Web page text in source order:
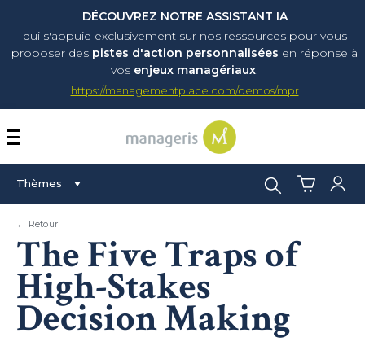
DÉCOUVREZ NOTRE ASSISTANT IA
qui s'appuie exclusivement sur nos ressources pour vous
proposer des pistes d'action personnalisées en réponse à
vos enjeux managériaux.
https://managementplace.com/demos/mpr
AFFICHER OU
Thèmes Rechercher :
← Retour
The Five Traps of
High-Stakes
Decision Making